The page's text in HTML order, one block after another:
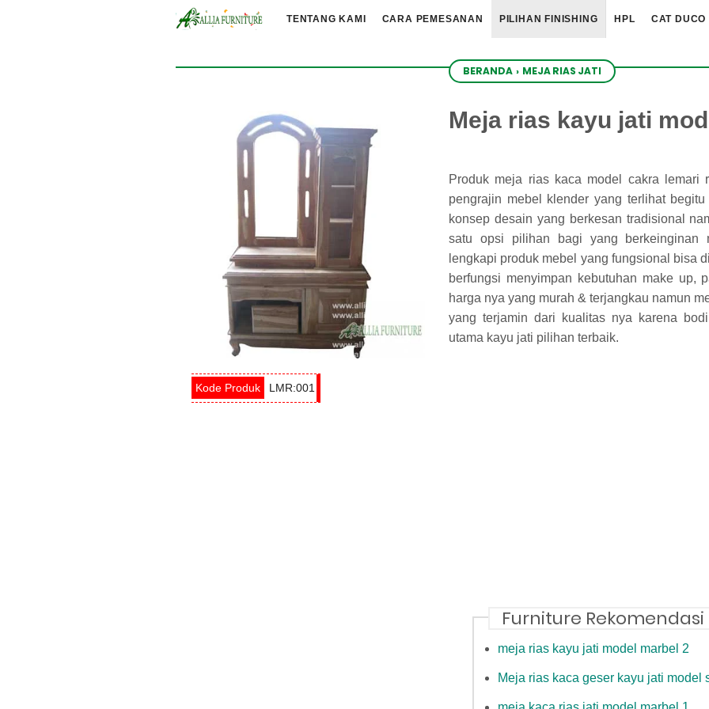
TENTANG KAMI CARA PEMESANAN PILIHAN FINISHING HPL CAT DUCO
BERANDA › MEJA RIAS JATI
Meja rias kayu jati
Produk meja rias kaca model cakra lemari
pengrajin mebel klender yang terlihat
konsep desain yang berkesan tradisional
satu opsi pilihan bagi yang berkeinginan
lengkapi produk mebel yang fungsional bisa
berfungsi menyimpan kebutuhan make up,
harga nya yang murah & terjangkau namun
yang terjamin dari kualitas nya karena
utama kayu jati pilihan terbaik.
Furniture Rekomendasi
meja rias kayu jati model marbel 2
Meja rias kaca geser kayu jati model
LMR:001